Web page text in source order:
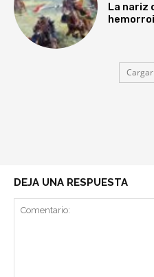
La nariz
DEJA UNA RESPUESTA